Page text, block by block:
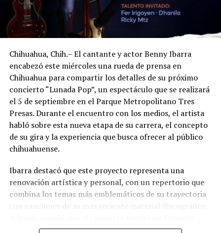
Chihuahua, Chih.– El cantante y actor Benny Ibarra
encabezó este miércoles una rueda de prensa en
Chihuahua para compartir los detalles de su próximo
concierto “Lunada Pop”, un espectáculo que se realizará
el 5 de septiembre en el Parque Metropolitano Tres
Presas. Durante el encuentro con los medios, el artista
habló sobre esta nueva etapa de su carrera, el concepto
de su gira y la experiencia que busca ofrecer al público
chihuahuense.
Ibarra destacó que este proyecto representa una
renovación artística y personal, con un repertorio que
combina los temas más emblemáticos de su trayectoria
con canciones de su más reciente material discográfico.
pensado para disfrutarse al aire libre, acompañado de